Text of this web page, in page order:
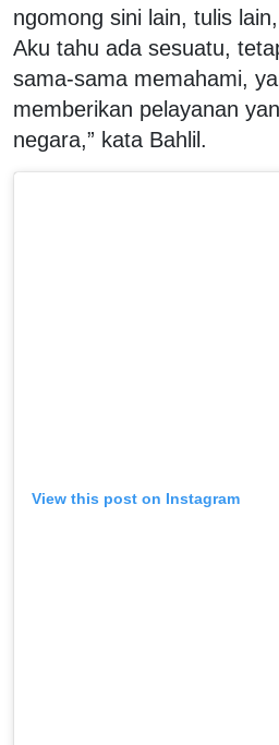
ngomong sini lain, tulis
Aku tahu ada sesuatu,
sama-sama memahami,
memberikan pelayanan
negara,” kata Bahlil.
View this post on Instagram